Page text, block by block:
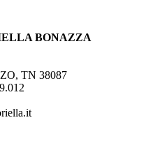
BONAZZA
, TN 38087